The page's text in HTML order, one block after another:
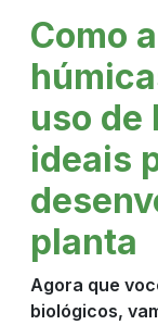
Como
uso de
ideais
planta
Agora que
biológicos,